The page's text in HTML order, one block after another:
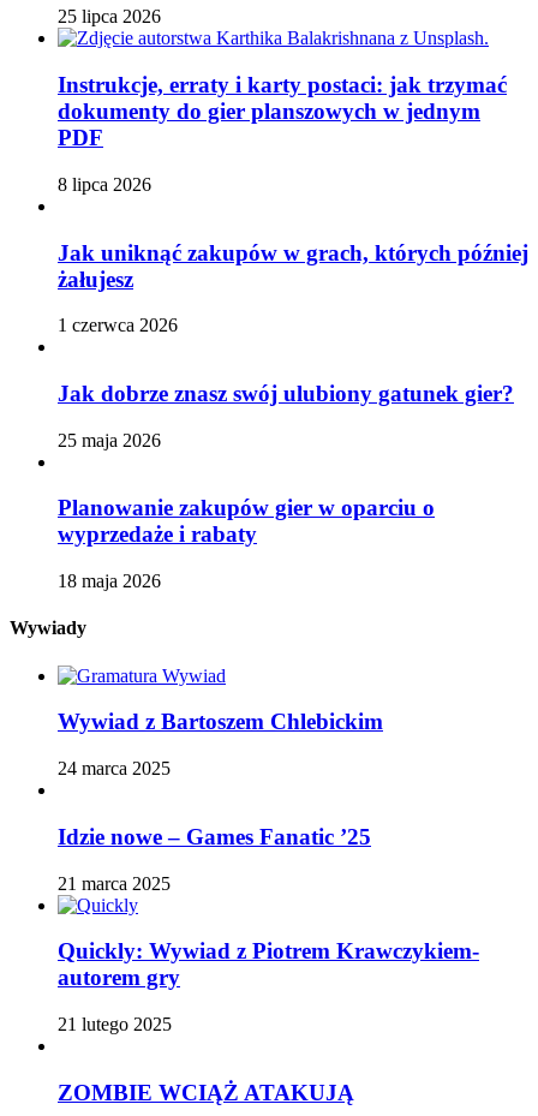
25 lipca 2026
Instrukcje, erraty i karty postaci: jak trzymać
dokumenty do gier planszowych w jednym
PDF
8 lipca 2026
Jak uniknąć zakupów w grach, których później
żałujesz
1 czerwca 2026
Jak dobrze znasz swój ulubiony gatunek gier?
25 maja 2026
Planowanie zakupów gier w oparciu o
wyprzedaże i rabaty
18 maja 2026
Wywiady
Wywiad z Bartoszem Chlebickim
24 marca 2025
Idzie nowe – Games Fanatic ’25
21 marca 2025
Quickly: Wywiad z Piotrem Krawczykiem-
autorem gry
21 lutego 2025
ZOMBIE WCIĄŻ ATAKUJĄ